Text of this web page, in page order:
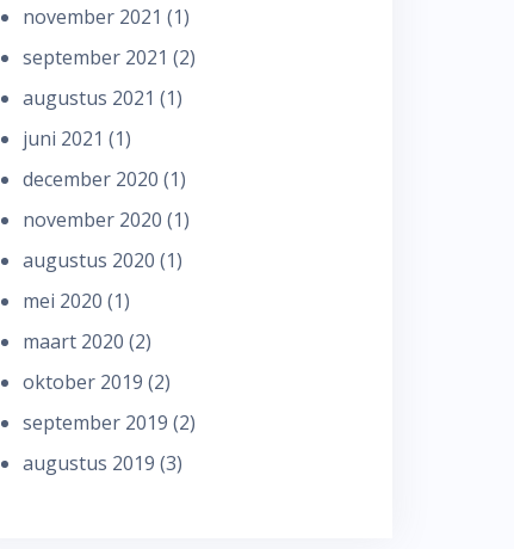
november 2021 (1)
september 2021 (2)
augustus 2021 (1)
juni 2021 (1)
december 2020 (1)
november 2020 (1)
augustus 2020 (1)
mei 2020 (1)
maart 2020 (2)
oktober 2019 (2)
september 2019 (2)
augustus 2019 (3)